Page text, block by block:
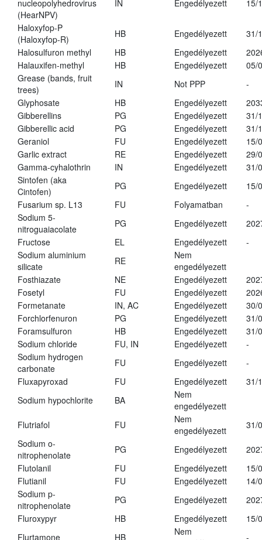
nucleopolyhedrovirus
(HearNPV)
IN Engedélyezett 15/
Haloxyfop-P
(Haloxyfop-R)
HB Engedélyezett
31/
Halosulfuron methyl
HB Engedélyezett
Halauxifen-methyl
HB Engedélyezett
05/
Grease (bands, fruit
trees)
IN Not PPP
-
Glyphosate
HB Engedélyezett
Gibberellins
PG Engedélyezett
31/
Gibberellic acid
PG Engedélyezett
31/
Geraniol
FU Engedélyezett
15/
Garlic extract
RE Engedélyezett
29/
Gamma-cyhalothrin
IN Engedélyezett
31/
Sintofen (aka
Cintofen)
PG Engedélyezett
15/
Fusarium sp. L13
FU Folyamatban
-
Sodium 5-
nitroguaiacolate
PG Engedélyezett
Fructose
EL Engedélyezett
-
Sodium aluminium
silicate
RE
Nem
engedélyezett
Fosthiazate
NE Engedélyezett
Fosetyl
FU Engedélyezett
Formetanate
IN, AC Engedélyezett
30/
Forchlorfenuron
PG Engedélyezett
31/
Foramsulfuron
HB Engedélyezett
31/
Sodium chloride
FU, IN Engedélyezett
-
Sodium hydrogen
carbonate
FU Engedélyezett
-
Fluxapyroxad
FU Engedélyezett
31/
Sodium hypochlorite
BA
Nem
engedélyezett
Flutriafol
FU
Nem
engedélyezett
31/
Sodium o-
nitrophenolate
PG Engedélyezett
Flutolanil
FU Engedélyezett
15/
Flutianil
FU Engedélyezett
14/
Sodium p-
nitrophenolate
PG Engedélyezett
Fluroxypyr
HB Engedélyezett
15/
Flurtamone
HB
Nem
-